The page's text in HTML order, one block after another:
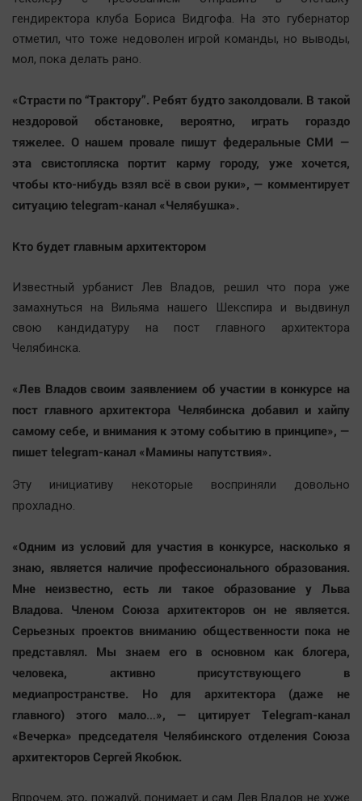
гендиректора клуба Бориса Видгофа. На это губернатор
отметил, что тоже недоволен игрой команды, но выводы,
мол, пока делать рано.
«Страсти по “Трактору”. Ребят будто заколдовали. В такой
нездоровой обстановке, вероятно, играть гораздо
тяжелее. О нашем провале пишут федеральные СМИ —
эта свистопляска портит карму городу, уже хочется,
чтобы кто-нибудь взял всё в свои руки», — комментирует
ситуацию telegram-канал «Челябушка».
Кто будет главным архитектором
Известный урбанист Лев Владов, решил что пора уже
замахнуться на Вильяма нашего Шекспира и выдвинул
свою кандидатуру на пост главного архитектора
Челябинска.
«Лев Владов своим заявлением об участии в конкурсе на
пост главного архитектора Челябинска добавил и хайпу
самому себе, и внимания к этому событию в принципе», —
пишет telegram-канал «Мамины напутствия».
Эту инициативу некоторые восприняли довольно
прохладно.
«Одним из условий для участия в конкурсе, насколько я
знаю, является наличие профессионального образования.
Мне неизвестно, есть ли такое образование у Льва
Владова. Членом Союза архитекторов он не является.
Серьезных проектов вниманию общественности пока не
представлял. Мы знаем его в основном как блогера,
человека, активно присутствующего в
медиапространстве. Но для архитектора (даже не
главного) этого мало…», — цитирует Telegram-канал
«Вечерка» председателя Челябинского отделения Союза
архитекторов Сергей Якобюк.
Впрочем, это, пожалуй, понимает и сам Лев Владов не хуже